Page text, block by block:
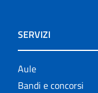
SERVIZI
Aule
Bandi e concorsi